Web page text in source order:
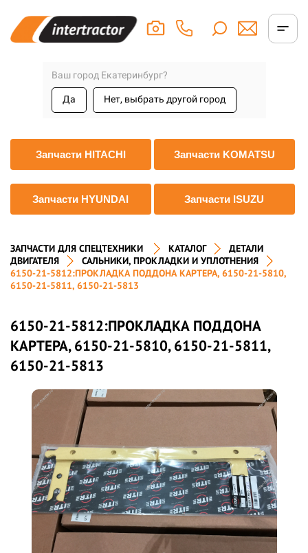
Ваш город Екатеринбург?
Да Нет, выбрать другой город
Запчасти HITACHI Запчасти KOMATSU
Запчасти HYUNDAI Запчасти ISUZU
ЗАПЧАСТИ ДЛЯ СПЕЦТЕХНИКИ КАТАЛОГ
ДЕТАЛИ
ДВИГАТЕЛЯ
САЛЬНИКИ, ПРОКЛАДКИ И УПЛОТНЕНИЯ
6150-21-5812:ПРОКЛАДКА ПОДДОНА КАРТЕРА, 6150-21-5810,
6150-21-5811, 6150-21-5813
6150-21-5812:ПРОКЛАДКА ПОДДОНА
КАРТЕРА, 6150-21-5810, 6150-21-5811,
6150-21-5813